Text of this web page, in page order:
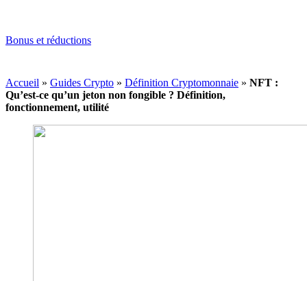
Bonus et réductions
Accueil » Guides Crypto » Définition Cryptomonnaie » NFT :
Qu’est-ce qu’un jeton non fongible ? Définition,
fonctionnement, utilité